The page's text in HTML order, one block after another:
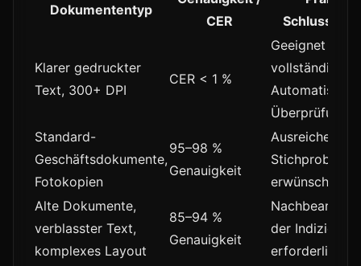
Dokumententyp
CER
Klarer gedruckter
Text, 300+ DPI
CER < 1 %
Geeignet für
vollständige
Überprüfung
Standard-
Geschäftsdokumente,
Fotokopien
95–98 %
Genauigkeit
Ausreichend
erwünscht
Alte Dokumente,
verblasster Text,
komplexes Layout
85–94 %
Genauigkeit
der Indizierung
erforderlich